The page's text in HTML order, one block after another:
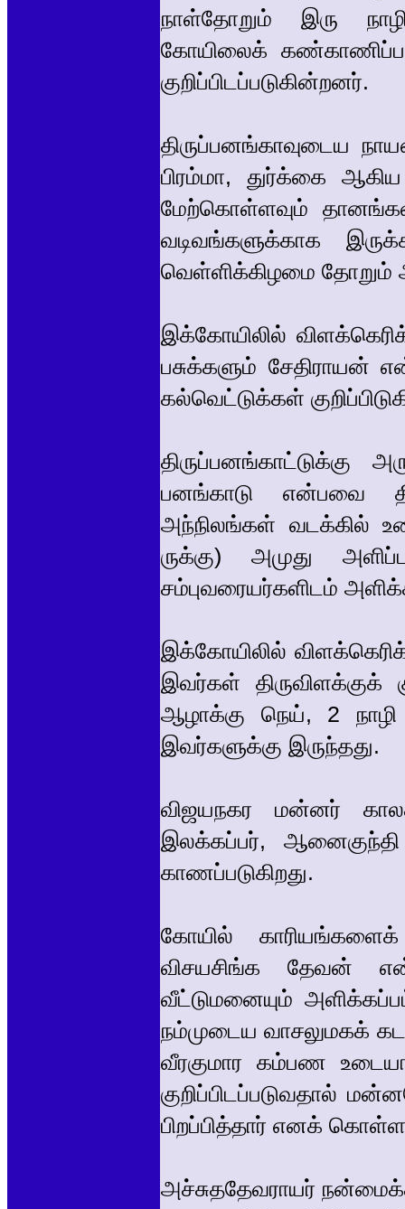
நாள்தோறும் இரு
கோயிலைக்
குறிப்பிடப்படுகின்றனர்.
திருப்பனங்காவுடைய
பிரம்மா, துர்க்கை
மேற்கொள்ளவும்
வடிவங்களுக்காக
வெள்ளிக்கிழமை தோறும்
இக்கோயிலில்
பசுக்களும் சேதிராயன்
கல்வெட்டுக்கள்
திருப்பனங்காட்டுக்கு
பனங்காடு என்பவை
அந்நிலங்கள் வடக்கில்
ருக்கு) அமுது
சம்புவரையர்களிடம்
இக்கோயிலில்
இவர்கள்
ஆழாக்கு நெய், 2
இவர்களுக்கு இருந்தது.
விஜயநகர மன்னர்
இலக்கப்பர்,
காணப்படுகிறது.
கோயில்
விசயசிங்க தேவன்
வீட்டுமனையும்
நம்முடைய வாசலுமகக்
வீரகுமார கம்பண
குறிப்பிடப்படுவதால்
பிறப்பித்தார் எனக்
அச்சுததேவராயர்